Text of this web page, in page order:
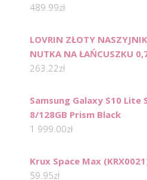
489.99zł
LOVRIN ZŁOTY
NUTKA NA ŁAŃCUSZKU
263.22zł
Samsung Galaxy S10 Lite
8/128GB Prism Black
1 999.00zł
Krux Space Max
59.95zł